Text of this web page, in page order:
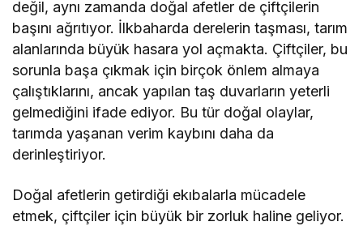
değil, aynı zamanda doğal afetler de çiftçilerin
başını ağrıtıyor. İlkbaharda derelerin taşması, tarım
alanlarında büyük hasara yol açmakta. Çiftçiler, bu
sorunla başa çıkmak için birçok önlem almaya
çalıştıklarını, ancak yapılan taş duvarların yeterli
gelmediğini ifade ediyor. Bu tür doğal olaylar,
tarımda yaşanan verim kaybını daha da
derinleştiriyor.
Doğal afetlerin getirdiği ekıbalarla mücadele
etmek, çiftçiler için büyük bir zorluk haline geliyor.